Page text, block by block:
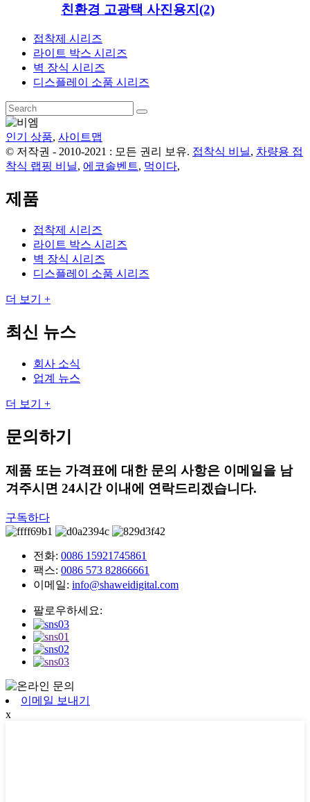
친환경 고광택 사진용지(2)
접착제 시리즈
라이트 박스 시리즈
벽 장식 시리즈
디스플레이 소품 시리즈
인기 상품, 사이트맵
© 저작권 - 2010-2021 : 모든 권리 보유. 접착식 비닐, 차량용 접
착식 랩핑 비닐, 에코솔벤트, 먹이다,
제품
접착제 시리즈
라이트 박스 시리즈
벽 장식 시리즈
디스플레이 소품 시리즈
더 보기 +
최신 뉴스
회사 소식
업계 뉴스
더 보기 +
문의하기
제품 또는 가격표에 대한 문의 사항은 이메일을 남
겨주시면 24시간 이내에 연락드리겠습니다.
구독하다
전화: 0086 15921745861
팩스: 0086 573 82866661
이메일: info@shaweidigital.com
팔로우하세요:
이메일 보내기
x